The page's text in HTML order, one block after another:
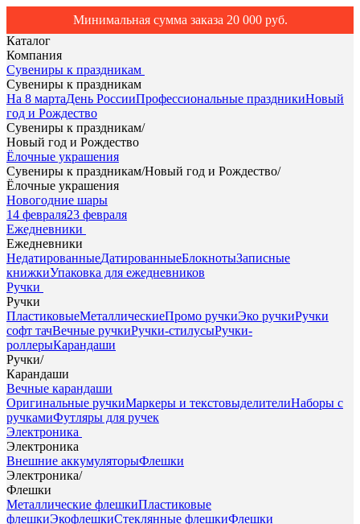
Минимальная сумма заказа 20 000 руб.
Каталог
Компания
Сувениры к праздникам
Сувениры к праздникам
На 8 мартаДень РоссииПрофессиональные праздникиНовый
год и Рождество
Сувениры к праздникам/
Новый год и Рождество
Ёлочные украшения
Сувениры к праздникам/Новый год и Рождество/
Ёлочные украшения
Новогодние шары
14 февраля23 февраля
Ежедневники
Ежедневники
НедатированныеДатированныеБлокнотыЗаписные
книжкиУпаковка для ежедневников
Ручки
Ручки
ПластиковыеМеталлическиеПромо ручкиЭко ручкиРучки
софт тачВечные ручкиРучки-стилусыРучки-
роллерыКарандаши
Ручки/
Карандаши
Вечные карандаши
Оригинальные ручкиМаркеры и текстовыделителиНаборы с
ручкамиФутляры для ручек
Электроника
Электроника
Внешние аккумуляторыФлешки
Электроника/
Флешки
Металлические флешкиПластиковые
флешкиЭкофлешкиСтеклянные флешкиФлешки